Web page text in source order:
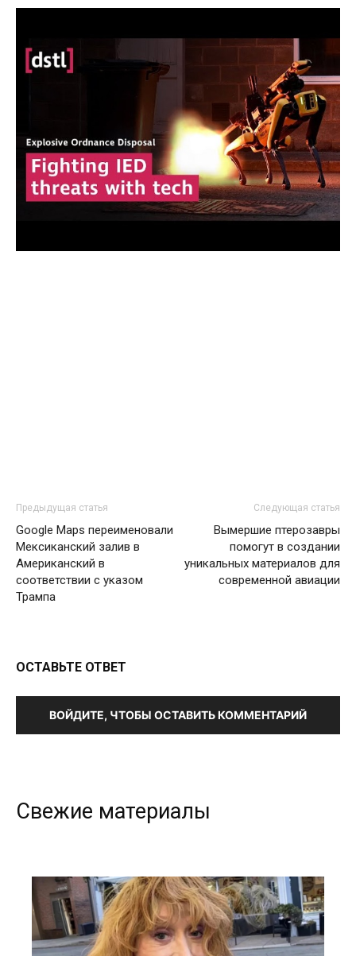
Предыдущая статья
Google Maps переименовали
Мексиканский залив в
Американский в
соответствии с указом
Трампа
Следующая статья
Вымершие птерозавры
помогут в создании
уникальных материалов для
современной авиации
ОСТАВЬТЕ ОТВЕТ
ВОЙДИТЕ, ЧТОБЫ ОСТАВИТЬ КОММЕНТАРИЙ
Свежие материалы